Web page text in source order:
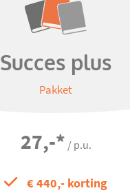
Succes plus
Pakket
27,-* / p.u.
€ 440,- korting